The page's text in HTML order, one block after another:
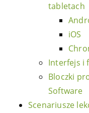
tabletach
iOS
Interfejs i
Bloczki
Software
Scenariusze